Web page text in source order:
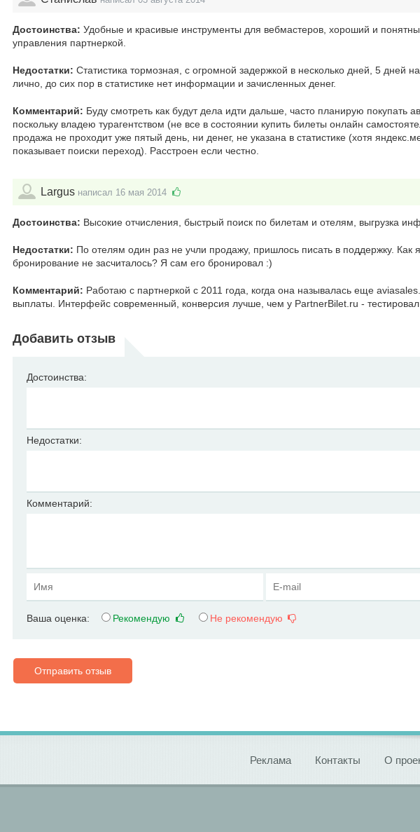
Достоинства: Удобные и красивые инструменты для вебмастеров, хороший и
управления партнеркой.
Недостатки: Статистика тормозная, с огромной задержкой в несколько дней, 5 дней
лично, до сих пор в статистике нет информации и зачисленных денег.
Комментарий: Буду смотреть как будут дела идти дальше, часто планирую покупать
поскольку владею турагентством (не все в состоянии купить билеты онлайн
продажа не проходит уже пятый день, ни денег, не указана в статистике (хотя
показывает поиски переход). Расстроен если честно.
Largus написал 16 мая 2014
Достоинства: Высокие отчисления, быстрый поиск по билетам и отелям, выгрузка
Недостатки: По отелям один раз не учли продажу, пришлось писать в поддержку. Как
бронирование не засчиталось? Я сам его бронировал :)
Комментарий: Работаю с партнеркой с 2011 года, когда она называлась еще
выплаты. Интерфейс современный, конверсия лучше, чем у PartnerBilet.ru - тестировал
Добавить отзыв
Достоинства:
Недостатки:
Комментарий:
Ваша оценка: Рекомендую Не рекомендую
Отправить отзыв
Реклама Контакты О